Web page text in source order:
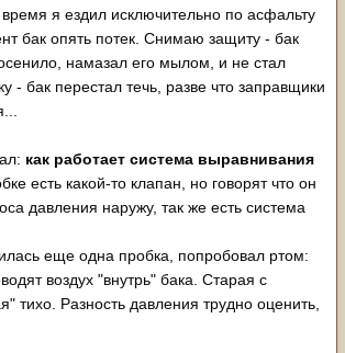
я ездил исключительно по асфальту
бак опять потек. Снимаю защиту - бак
намазал его мылом, и не стал
- бак перестал течь, разве что заправщики
как работает система выравнивания
есть какой-то клапан, но говорят что он
давления наружу, так же есть система
еще одна пробка, попробовал ртом:
воздух "внутрь" бака. Старая с
тихо. Разность давления трудно оценить,